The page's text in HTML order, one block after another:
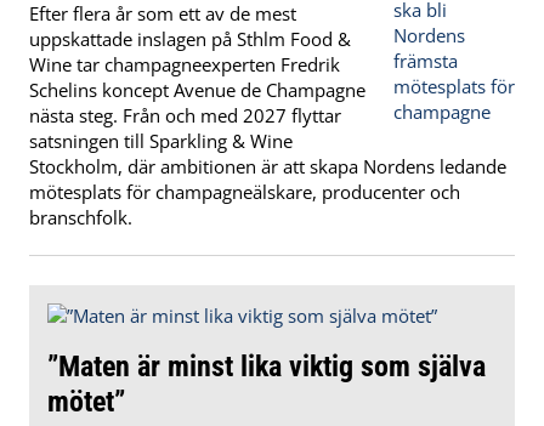
Efter flera år som ett av de mest
uppskattade inslagen på Sthlm Food &
Wine tar champagneexperten Fredrik
Schelins koncept Avenue de Champagne
nästa steg. Från och med 2027 flyttar
satsningen till Sparkling & Wine
Stockholm, där ambitionen är att skapa Nordens ledande
mötesplats för champagneälskare, producenter och
branschfolk.
”Maten är minst lika viktig som själva
mötet”